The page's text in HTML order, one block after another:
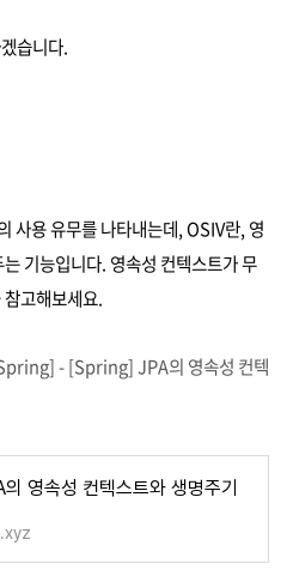
습니다.
사용 유무를 나타내는데, OSIV란, 영
기능입니다. 영속성 컨텍스트가 무
고해보세요.
- [Spring] JPA의 영속성 컨텍
영속성 컨텍스트와 생명주기